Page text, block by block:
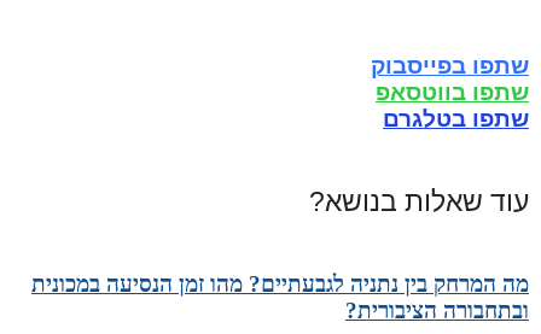
שתפו בפייסבוק
שתפו בווטסאפ
שתפו בטלגרם
עוד שאלות בנושא?
מה המרחק בין נתניה לגבעתיים? מהו זמן הנסיעה במכונית
ובתחבורה הציבורית?